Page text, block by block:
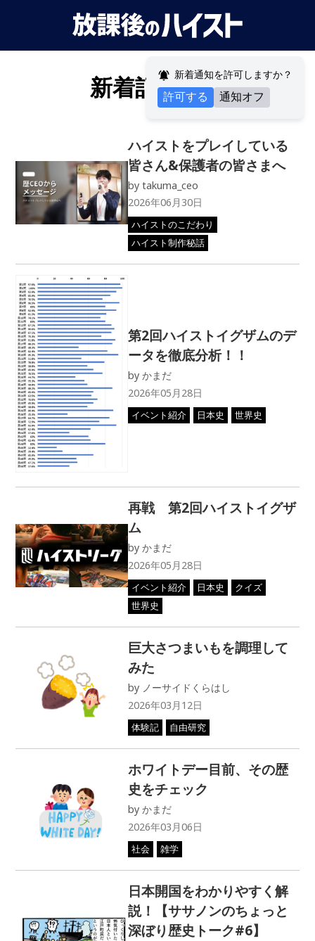
新着通知を許可しますか？
許可する 通知オフ
新着記事一覧
ハイストをプレイしている
皆さん&保護者の皆さまへ
bytakuma_ceo
2026年06月30日
ハイストのこだわり
ハイスト制作秘話
第2回ハイストイグザムのデ
ータを徹底分析！！
byかまだ
2026年05月28日
イベント紹介 日本史 世界史
再戦 第2回ハイストイグザ
ム
byかまだ
2026年05月28日
イベント紹介 日本史
クイズ
世界史
巨大さつまいもを調理して
みた
by ノーサイドくらはし
2026年03月12日
体験記 自由研究
ホワイトデー目前、その歴
史をチェック
byかまだ
2026年03月06日
社会 雑学
日本開国をわかりやすく解
説！【ササノンのちょっと
深ぼり歴史トーク#6】